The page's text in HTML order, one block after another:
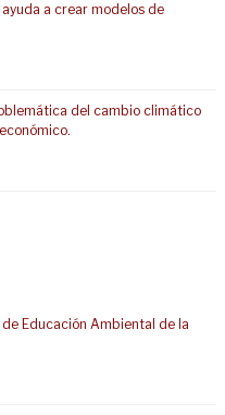
a crear modelos de
del cambio climático
Educación Ambiental de la